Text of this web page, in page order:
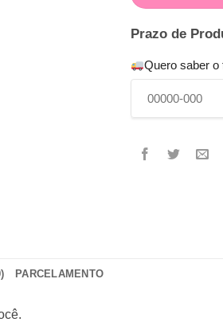
Prazo de
Quero saber o
PARCELAMENTO